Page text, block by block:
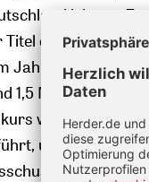
lebten.
Titel einer
Jahr 1980. Sie
1,5 Millionen
wurde noch mit
und so konnte
erstellte